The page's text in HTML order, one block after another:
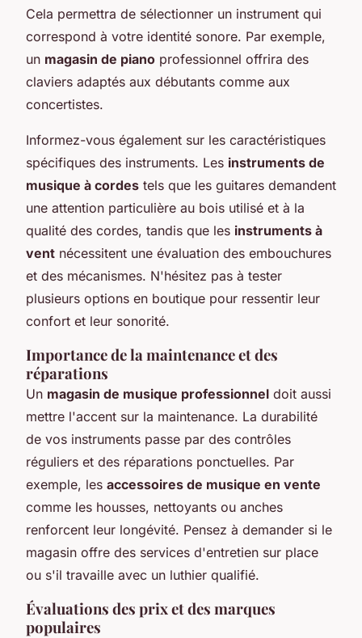
Cela permettra de sélectionner un instrument qui
correspond à votre identité sonore. Par exemple,
un magasin de piano professionnel offrira des
claviers adaptés aux débutants comme aux
concertistes.
Informez-vous également sur les caractéristiques
spécifiques des instruments. Les instruments de
musique à cordes tels que les guitares demandent
une attention particulière au bois utilisé et à la
qualité des cordes, tandis que les instruments à
vent nécessitent une évaluation des embouchures
et des mécanismes. N'hésitez pas à tester
plusieurs options en boutique pour ressentir leur
confort et leur sonorité.
Importance de la maintenance et des
réparations
Un magasin de musique professionnel doit aussi
mettre l'accent sur la maintenance. La durabilité
de vos instruments passe par des contrôles
réguliers et des réparations ponctuelles. Par
exemple, les accessoires de musique en vente
comme les housses, nettoyants ou anches
renforcent leur longévité. Pensez à demander si le
magasin offre des services d'entretien sur place
ou s'il travaille avec un luthier qualifié.
Évaluations des prix et des marques
populaires